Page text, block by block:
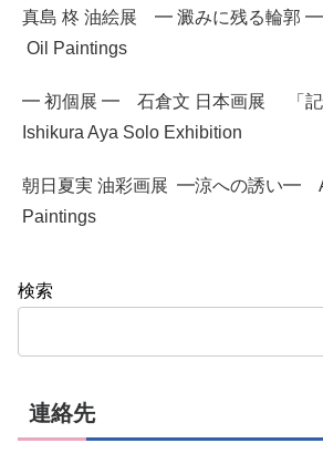
真島 柊 油絵展 ━ 澱みに残る輪
Oil Paintings
━ 初個展 ━ 石倉文 日本画展 「記
Ishikura Aya Solo Exhibition
朝日夏実 油彩画展 ━涼への誘い━
Paintings
検索
連絡先